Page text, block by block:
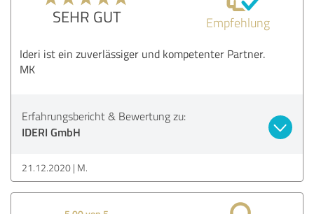
SEHR GUT Empfehlung
Ideri ist ein zuverlässiger und kompetenter Partner.
MK
Erfahrungsbericht & Bewertung zu:
IDERI GmbH
21.12.2020 M.